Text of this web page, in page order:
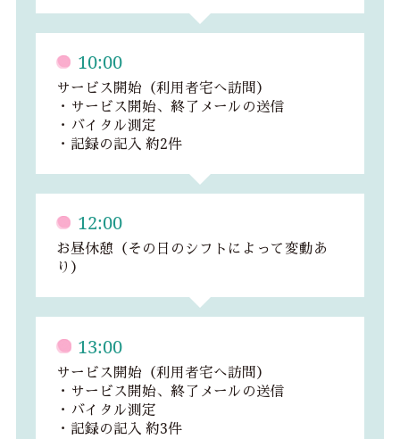
10:00
サービス開始（利用者宅へ訪問）
・サービス開始、終了メールの送信
・バイタル測定
・記録の記入 約2件
12:00
お昼休憩（その日のシフトによって変動あ
り）
13:00
サービス開始（利用者宅へ訪問）
・サービス開始、終了メールの送信
・バイタル測定
・記録の記入 約3件